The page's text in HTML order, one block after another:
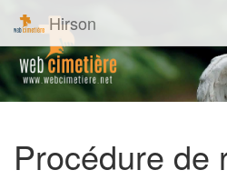
Hirson
Procédure de